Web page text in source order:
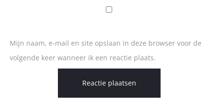
Mijn naam, e-mail en site opslaan in deze browser voor de
volgende keer wanneer ik een reactie plaats.